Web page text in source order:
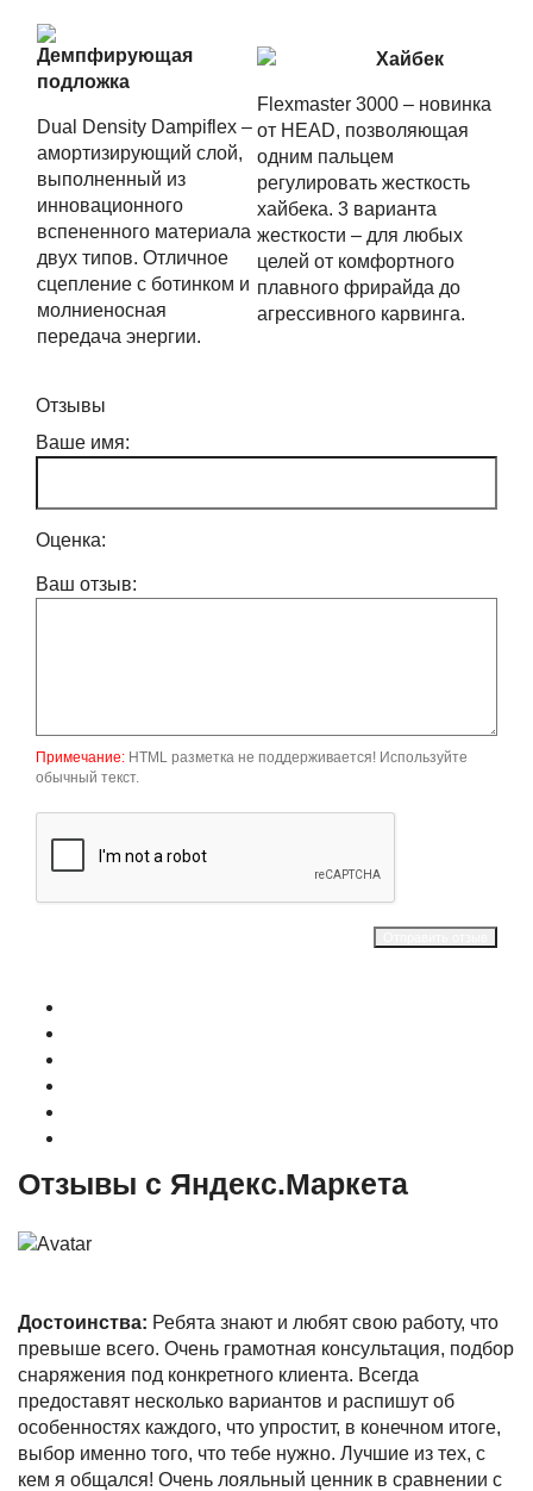
Демпфирующая
подложка
Dual Density Dampiflex –
амортизирующий слой,
выполненный из
инновационного
вспененного материала
двух типов. Отличное
сцепление с ботинком и
молниеносная
передача энергии.
Хайбек
Flexmaster 3000 – новинка
от HEAD, позволяющая
одним пальцем
регулировать жесткость
хайбека. 3 варианта
жесткости – для любых
целей от комфортного
плавного фрирайда до
агрессивного карвинга.
Отзывы
Ваше имя:
Оценка:
Ваш отзыв:
Примечание: HTML разметка не поддерживается! Используйте
обычный текст.
Отзывы с Яндекс.Маркета
Достоинства: Ребята знают и любят свою работу, что
превыше всего. Очень грамотная консультация, подбор
снаряжения под конкретного клиента. Всегда
предоставят несколько вариантов и распишут об
особенностях каждого, что упростит, в конечном итоге,
выбор именно того, что тебе нужно. Лучшие из тех, с
кем я общался! Очень лояльный ценник в сравнении с